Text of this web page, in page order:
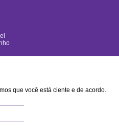
que você está ciente e de acordo.